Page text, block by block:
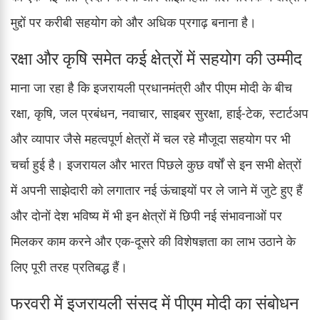
मुद्दों पर करीबी सहयोग को और अधिक प्रगाढ़ बनाना है।
रक्षा और कृषि समेत कई क्षेत्रों में सहयोग की उम्मीद
माना जा रहा है कि इजरायली प्रधानमंत्री और पीएम मोदी के बीच
रक्षा, कृषि, जल प्रबंधन, नवाचार, साइबर सुरक्षा, हाई-टेक, स्टार्टअप
और व्यापार जैसे महत्वपूर्ण क्षेत्रों में चल रहे मौजूदा सहयोग पर भी
चर्चा हुई है। इजरायल और भारत पिछले कुछ वर्षों से इन सभी क्षेत्रों
में अपनी साझेदारी को लगातार नई ऊंचाइयों पर ले जाने में जुटे हुए हैं
और दोनों देश भविष्य में भी इन क्षेत्रों में छिपी नई संभावनाओं पर
मिलकर काम करने और एक-दूसरे की विशेषज्ञता का लाभ उठाने के
लिए पूरी तरह प्रतिबद्ध हैं।
फरवरी में इजरायली संसद में पीएम मोदी का संबोधन